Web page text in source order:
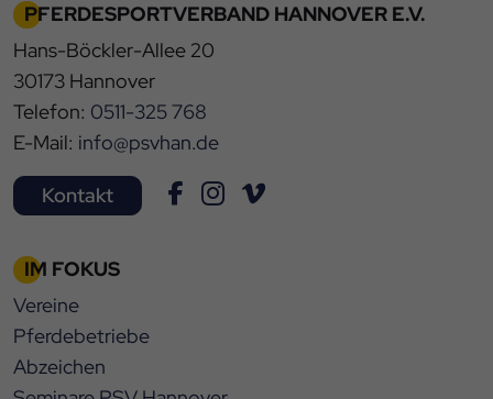
PFERDESPORTVERBAND HANNOVER E.V.
Hans-Böckler-Allee 20
30173 Hannover
Telefon: 0511-325 768
E-Mail: info@psvhan.de
Kontakt
IM FOKUS
Vereine
Pferdebetriebe
Abzeichen